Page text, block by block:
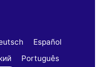
Español
Português